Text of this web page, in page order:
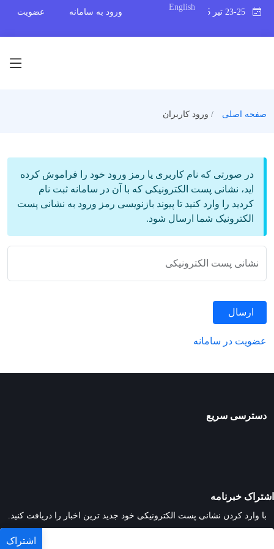
English
ورود به سامانه عضویت
صفحه اصلی ورود کاربران
در صورتی که نام کاربری یا رمز ورود خود را فراموش کرده
اید، نشانی پست الکترونیکی که با آن در سامانه ثبت نام
کردید را وارد کنید تا پیوند بازنویسی رمز ورود به نشانی پست
الکترونیک شما ارسال شود.
نشانی پست الکترونیکی
ارسال
عضویت در سامانه
دسترسی سریع
اشتراک خبرنامه
با وارد کردن نشانی پست الکترونیکی خود جدید ترین اخبار را دریافت کنید.